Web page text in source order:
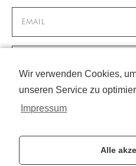
Wir verwenden Cookies,
unseren Service zu
Impressum
Alle
Name, E-Mail-Adresse
Browser für meinen